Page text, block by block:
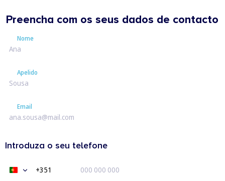
Preencha com os seus dados de contacto
Nome
Nome
Apelido
Apelido
Email
Email
Introduza o seu telefone
Portugal+351